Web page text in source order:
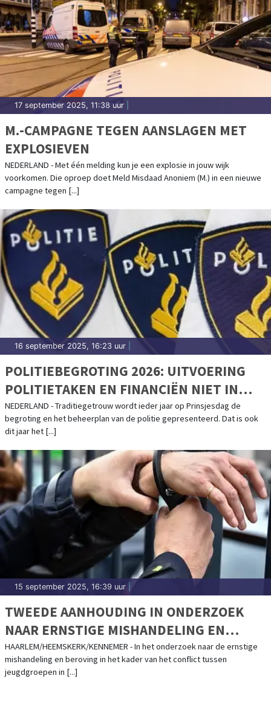
17 september 2025, 11:38 uur
M.-CAMPAGNE TEGEN AANSLAGEN MET
EXPLOSIEVEN
NEDERLAND - Met één melding kun je een explosie in jouw wijk
voorkomen. Die oproep doet Meld Misdaad Anoniem (M.) in een nieuwe
campagne tegen [...]
16 september 2025, 16:23 uur
POLITIEBEGROTING 2026: UITVOERING
POLITIETAKEN EN FINANCIËN NIET IN
BALANS
NEDERLAND - Traditiegetrouw wordt ieder jaar op Prinsjesdag de
begroting en het beheerplan van de politie gepresenteerd. Dat is ook
dit jaar het [...]
15 september 2025, 16:39 uur
TWEEDE AANHOUDING IN ONDERZOEK
NAAR ERNSTIGE MISHANDELING EN
BEROVING IN KADER CONFLICT TUSSEN
JEUGDGROEPEN
HAARLEM/HEEMSKERK/KENNEMER - In het onderzoek naar de ernstige
mishandeling en beroving in het kader van het conflict tussen
jeugdgroepen in [...]